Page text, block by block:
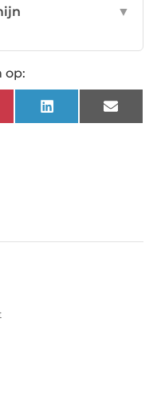
▼
op:
LinkedIn Email